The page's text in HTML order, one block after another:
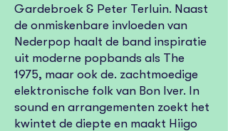
Gardebroek & Peter Terluin. Naast
de onmiskenbare invloeden van
Nederpop haalt de band inspiratie
uit moderne popbands als The
1975, maar ook de. zachtmoedige
elektronische folk van Bon Iver. In
sound en arrangementen zoekt het
kwintet de diepte en maakt Hiigo